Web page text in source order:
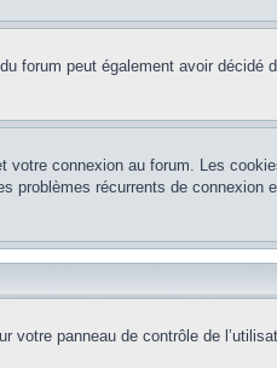
forum peut également avoir décidé
votre connexion au forum. Les
problèmes récurrents de connexion
panneau de contrôle de